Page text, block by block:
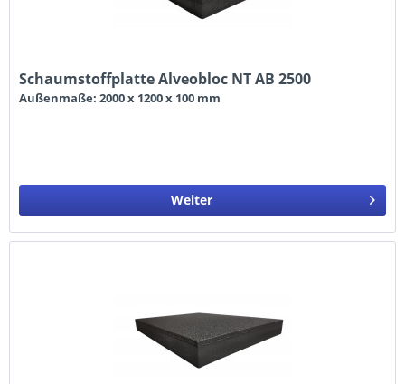
Schaumstoffplatte Alveobloc NT AB 2500
Außenmaße: 2000 x 1200 x 100 mm
Weiter